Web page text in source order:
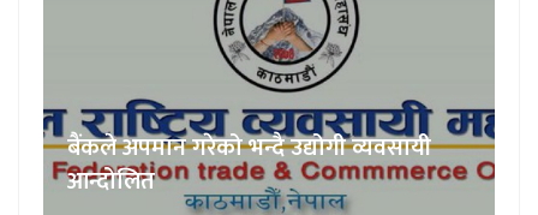
बैंकले अपमान गरेको भन्दै उद्योगी व्यवसायी
आन्दोलित